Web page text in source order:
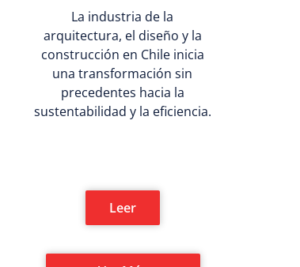
La industria de la
arquitectura, el diseño y la
construcción en Chile inicia
una transformación sin
precedentes hacia la
sustentabilidad y la eficiencia.
Leer